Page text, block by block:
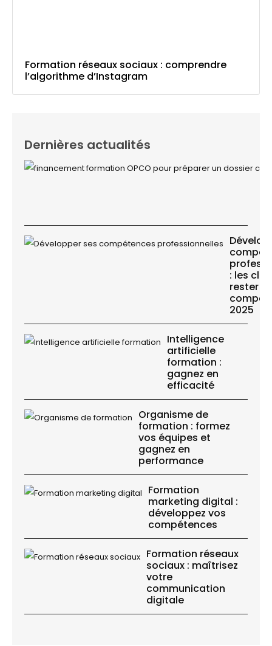
Formation réseaux sociaux : comprendre
l’algorithme d’Instagram
Dernières actualités
: les
rester
2025
Intelligence
artificielle
formation :
gagnez en
efficacité
Organisme de
formation : formez
vos équipes et
gagnez en
performance
Formation
marketing digital :
développez vos
compétences
Formation réseaux
sociaux : maîtrisez
votre
communication
digitale